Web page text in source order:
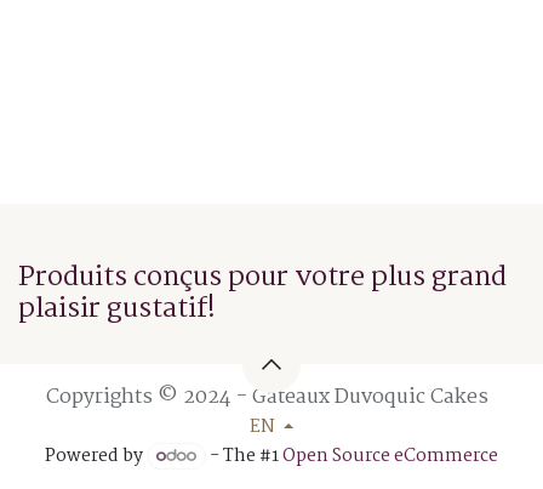
Produits conçus pour votre plus grand
plaisir gustatif!
Copyrights © 2024 - Gâteaux Duvoquic Cakes
EN
Powered by
- The #1Open Source eCommerce